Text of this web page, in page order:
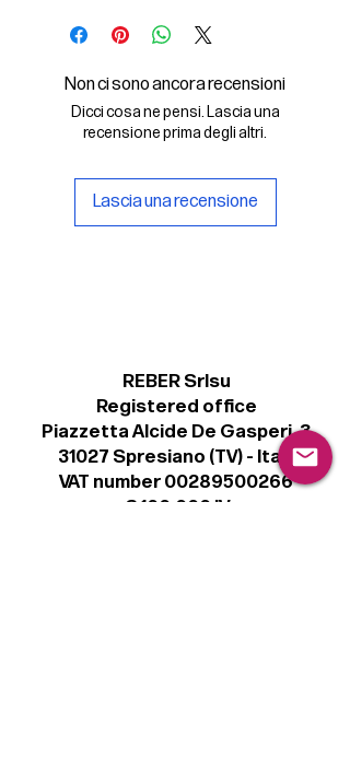
- le immagini descritte in formato
- la licenza d'uso delle grafiche
Il File SVG è compatibile con Adobe,
Cricut Design, Cricut
Procreate e Affinity
Non ci sono ancora recensioni
Dicci cosa ne pensi. Lascia una
recensione prima degli altri.
Lascia una recensione
REBER Srlsu
Registered office
Piazzetta Alcide De Gasperi, 3
31027 Spresiano (TV) - Italy
VAT number 00289500266
€ 100.000 IV